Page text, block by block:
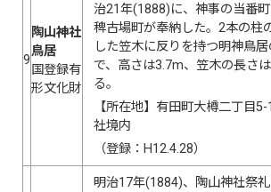
9
陶山神社
鳥居
国登録有
形文化財
治21年(1888)に、神事の当番
稗古場町が奉納した。2本の柱
した笠木に反りを持つ明神鳥
で、高さは3.7m、笠木の長さ
る。
【所在地】有田町大樽二丁目
社境内
（登録：H12.4.28）
明治17年(1884)、陶山神社祭